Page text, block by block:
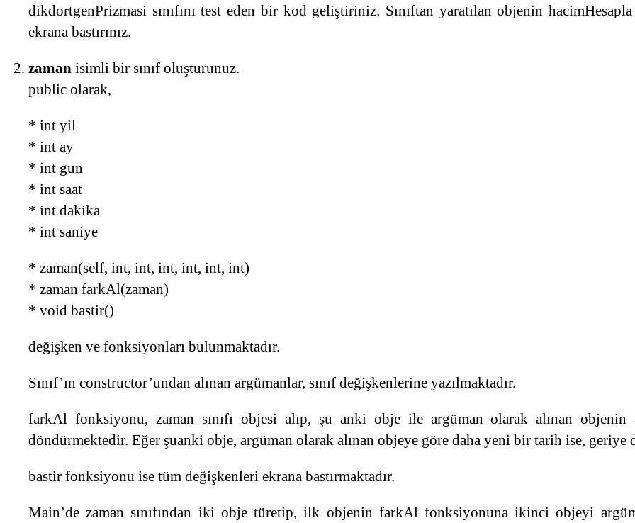
dikdortgenPrizmasi sınıfını test eden bir kod geliştiriniz. Sınıftan yaratılan objenin
ekrana bastırınız.
zamanisimli bir sınıf oluşturunuz.
public olarak,
* int yil
* int ay
* int gun
* int saat
* int dakika
* int saniye
* zaman(self, int, int, int, int, int, int)
* zaman farkAl(zaman)
* void bastir()
değişken ve fonksiyonları bulunmaktadır.
Sınıf’ın constructor’undan alınan argümanlar, sınıf değişkenlerine yazılmaktadır.
farkAl fonksiyonu, zaman sınıfı objesi alıp, şu anki obje ile argüman olarak alınan objenin
döndürmektedir. Eğer şuanki obje, argüman olarak alınan objeye göre daha yeni bir tarih ise, geriye
bastir fonksiyonu ise tüm değişkenleri ekrana bastırmaktadır.
Main’de zaman sınıfından iki obje türetip, ilk objenin farkAl fonksiyonuna ikinci objeyi